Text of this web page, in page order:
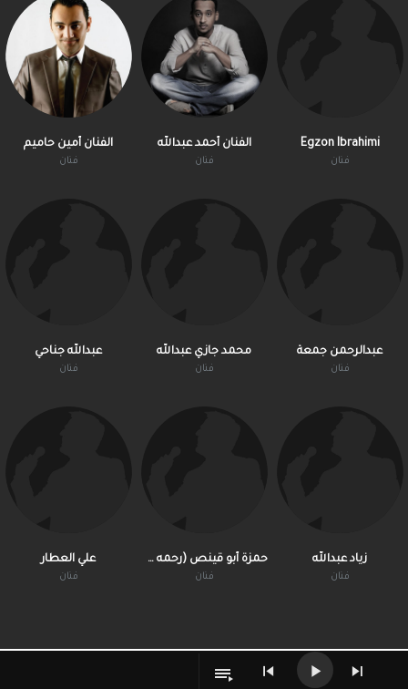
علي العطار
فنان
حمزة أبو قينص (رحمه الله)
فنان
زياد عبدالله
فنان
عبدالله جناحي
فنان
محمد جازي عبدالله
فنان
عبدالرحمن جمعة
فنان
الفنان أمين حاميم
فنان
الفنان أحمد عبدالله
فنان
Egzon Ibrahimi
فنان